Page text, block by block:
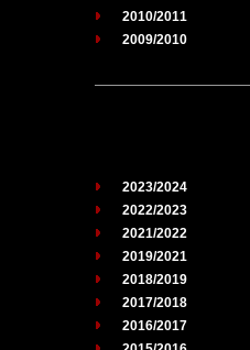
2010/2011
2009/2010
2023/2024
2022/2023
2021/2022
2019/2021
2018/2019
2017/2018
2016/2017